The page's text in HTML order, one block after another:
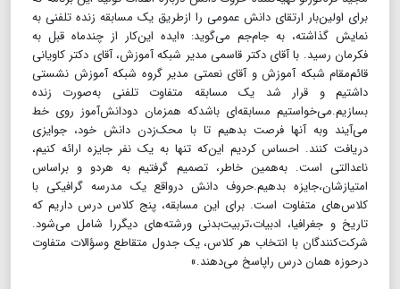
برای اولین‌بار ارتقای دانش عمومی را از‌طریق یک مسابقه زنده تلفنی به
نمایش گذاشته، به جام‌جم می‌گوید: «ایده این‌کار از چند‌ماه قبل به
فکرمان رسید. با آقای دکتر قاسمی مدیر شبکه آموزش، آقای دکتر کاویانی
قائم‌مقام شبکه آموزش و آقای نعمتی مدیر گروه شبکه آموزش نشستی
داشتیم و قرار شد یک مسابقه متفاوت تلفنی به‌صورت زنده
بسازیم.می‌خواستیم مسابقه‌ای باشدکه همزمان دودانش‌آموز روی خط
می‌آیند وبه آنها فرصت بدهیم تا با محک‌زدن دانش خود، جوایزی
دریافت کنند. احساس کردیم این‌که تنها به یک نفر جایزه ارائه کنیم،
ناعدالتی است. به‌همین خاطر، تصمیم گرفتیم به هر‌دو و براساس
امتیازشان،جایزه بدهیم.حروف دانش در‌واقع یک مدرسه گرافیکی با
کلاس‌های متفاوت است. برای این مسابقه، پنج کلاس درس داریم که
تاریخ و جغرافیا، ادبیات،تربیت‌بدنی ورشته‌های دیگررا شامل می‌شود.
شرکت‌کنندگان با انتخاب هر کلاس، یک جدول متقاطع وسؤالات متفاوت
درحوزه همان درس راپاسخ می‌دهند.»